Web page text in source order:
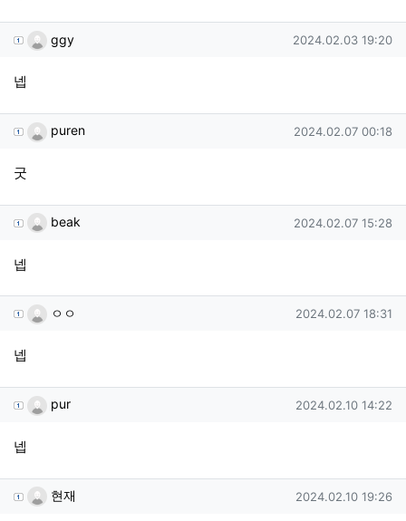
ggy님의 댓글
ggy 작성일
2024.02.03 19:20
넵
puren님의 댓글
puren 작성일
2024.02.07 00:18
굿
beak님의 댓글
beak 작성일
2024.02.07 15:28
넵
ㅇㅇ님의 댓글
ㅇㅇ 작성일
2024.02.07 18:31
넵
pur님의 댓글
pur 작성일
2024.02.10 14:22
넵
현재님의 댓글
현재 작성일
2024.02.10 19:26